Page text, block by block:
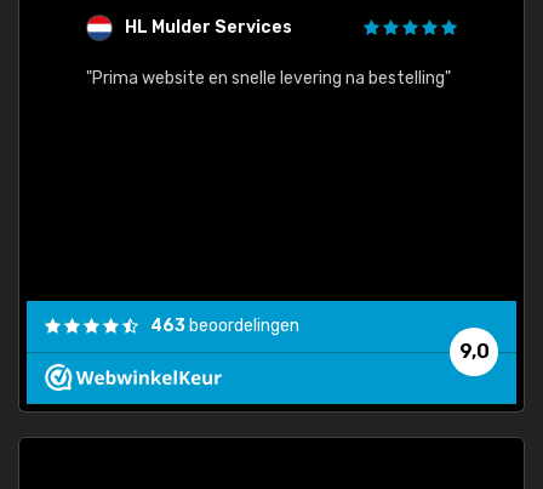
HL Mulder Services
"Prima website en snelle levering na bestelling"
9,0
463 beoordelingen